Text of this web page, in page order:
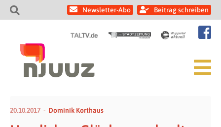
Newsletter-Abo Beitrag schreiben
20.10.2017 Dominik Korthaus